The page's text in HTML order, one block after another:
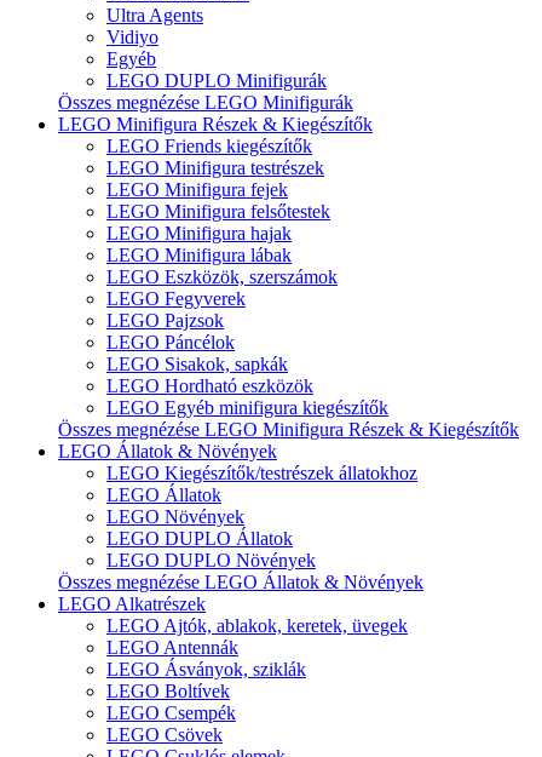
Ultra Agents
Vidiyo
Egyéb
LEGO DUPLO Minifigurák
Összes megnézése LEGO Minifigurák
LEGO Minifigura Részek & Kiegészítők
LEGO Friends kiegészítők
LEGO Minifigura testrészek
LEGO Minifigura fejek
LEGO Minifigura felsőtestek
LEGO Minifigura hajak
LEGO Minifigura lábak
LEGO Eszközök, szerszámok
LEGO Fegyverek
LEGO Pajzsok
LEGO Páncélok
LEGO Sisakok, sapkák
LEGO Hordható eszközök
LEGO Egyéb minifigura kiegészítők
Összes megnézése LEGO Minifigura Részek & Kiegészítők
LEGO Állatok & Növények
LEGO Kiegészítők/testrészek állatokhoz
LEGO Állatok
LEGO Növények
LEGO DUPLO Állatok
LEGO DUPLO Növények
Összes megnézése LEGO Állatok & Növények
LEGO Alkatrészek
LEGO Ajtók, ablakok, keretek, üvegek
LEGO Antennák
LEGO Ásványok, sziklák
LEGO Boltívek
LEGO Csempék
LEGO Csövek